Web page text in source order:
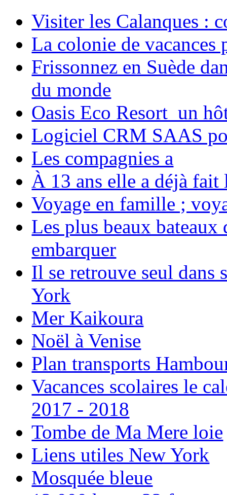
Visiter les Calanques :
La colonie de vacances
Frissonnez en Suède
du monde
Oasis Eco Resort un
Logiciel CRM SAAS
Les compagnies a
À 13 ans elle a déjà
Voyage en famille ;
Les plus beaux bateaux
embarquer
Il se retrouve seul dans
York
Mer Kaikoura
Noël à Venise
Plan transports
Vacances scolaires le
2017 - 2018
Tombe de Ma Mere loie
Liens utiles New York
Mosquée bleue